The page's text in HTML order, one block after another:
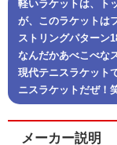
軽いラケットは、ト
が、このラケットは
ストリングパターン
なんだかあべこべな
現代テニスラケット
ニスラケットだぜ！
メーカー説明